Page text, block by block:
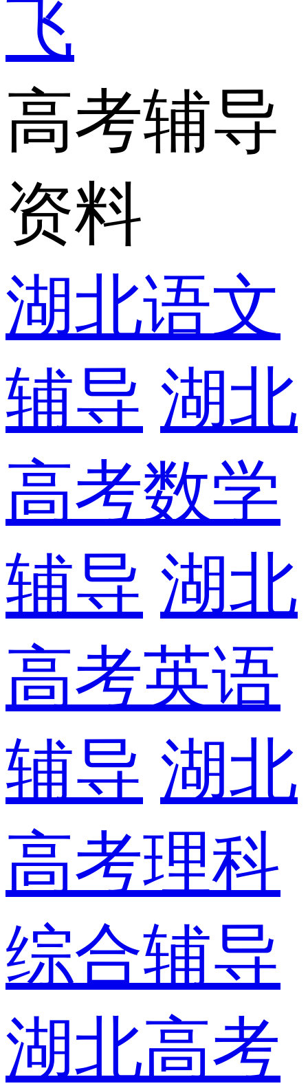
飞
高考辅导
资料
湖北语文
辅导 湖北
高考数学
辅导 湖北
高考英语
辅导 湖北
高考理科
综合辅导
湖北高考